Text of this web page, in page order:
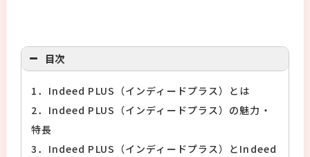
目次
1．Indeed PLUS（インディードプラス）とは
2．Indeed PLUS（インディードプラス）の魅力・
特長
3．Indeed PLUS（インディードプラス）とIndeed